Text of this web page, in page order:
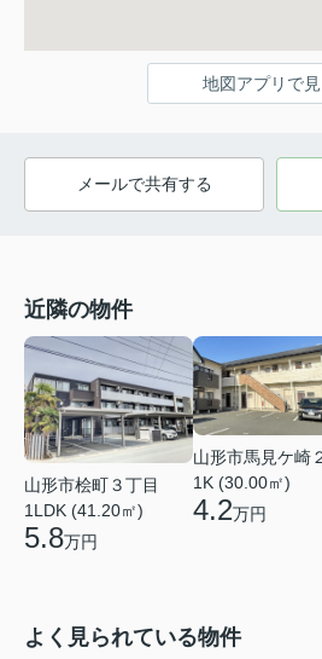
地図アプリで見
メールで共有する
近隣の物件
山形市桧町３丁目
1LDK (41.20㎡)
5.8万円
山形市馬見ケ崎
1K (30.00㎡)
4.2万円
よく見られている物件